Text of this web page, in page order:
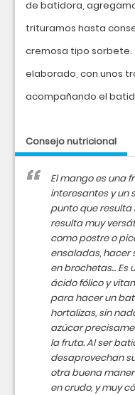
de batidora,
trituramos hasta
cremosa tipo sorbete.
elaborado, con unos
acompañando el
Consejo nutricional
El mango es una
interesantes y un
punto que
resulta muy
como postre o
ensaladas, hacer
en brochetas... Es
ácido fólico y
para hacer un
hortalizas, sin
azúcar
la fruta. Al ser
desaprovechan
otra buena
en crudo, y muy